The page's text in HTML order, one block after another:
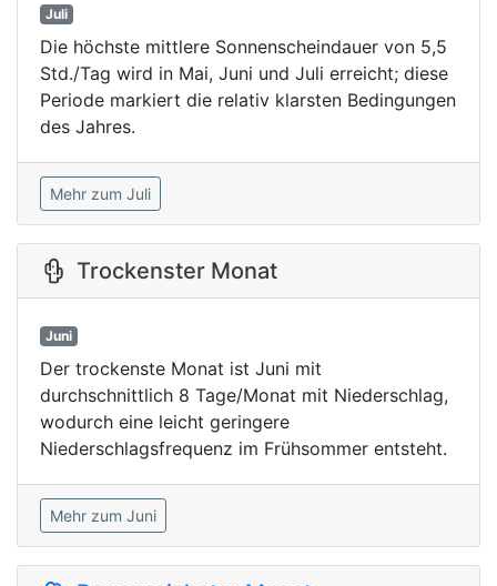
Juli
Die höchste mittlere Sonnenscheindauer von 5,5
Std./Tag wird in Mai, Juni und Juli erreicht; diese
Periode markiert die relativ klarsten Bedingungen
des Jahres.
Mehr zum Juli
Trockenster Monat
Juni
Der trockenste Monat ist Juni mit
durchschnittlich 8 Tage/Monat mit Niederschlag,
wodurch eine leicht geringere
Niederschlagsfrequenz im Frühsommer entsteht.
Mehr zum Juni